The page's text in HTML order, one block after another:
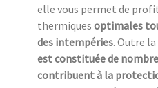
elle vous permet de
thermiques optimales
des intempéries. Outre
est constituée de
contribuent à la